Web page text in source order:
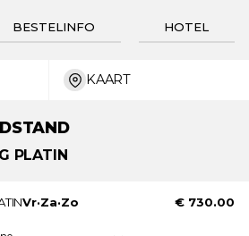
BESTELINFO HOTEL
KAART
PLATIN
Vr·Za·Zo € 730.00